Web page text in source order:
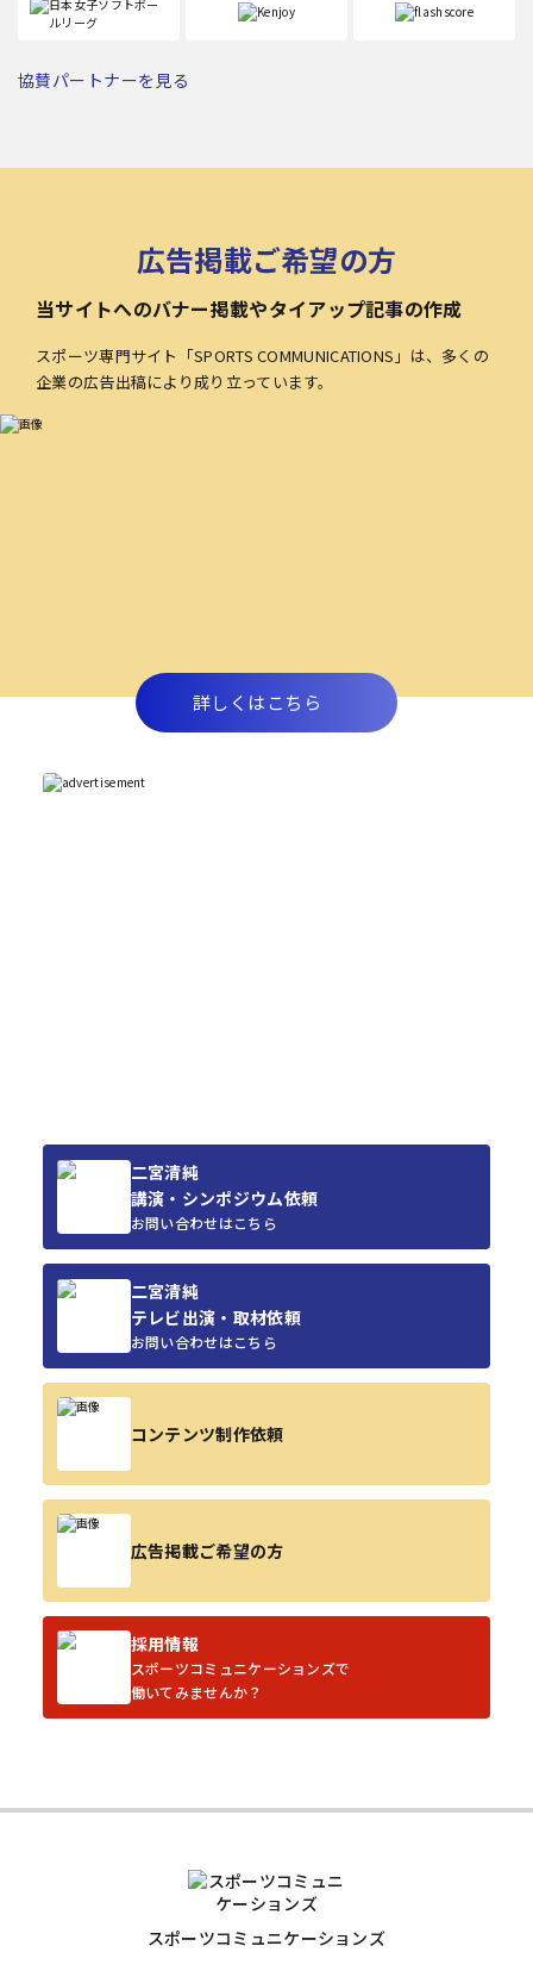
協賛パートナーを見る
広告掲載ご希望の方
当サイトへのバナー掲載やタイアップ記事の作成
スポーツ専門サイト「SPORTS COMMUNICATIONS」は、多くの
企業の広告出稿により成り立っています。
詳しくはこちら
二宮清純
講演・シンポジウム依頼
お問い合わせはこちら
二宮清純
テレビ出演・取材依頼
お問い合わせはこちら
コンテンツ制作依頼
広告掲載ご希望の方
採用情報
スポーツコミュニケーションズで
働いてみませんか？
スポーツコミュニケーションズ